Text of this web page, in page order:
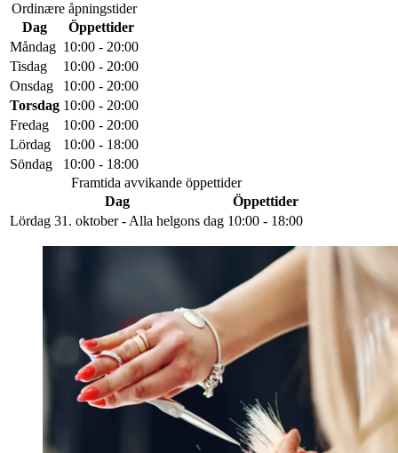
Ordinære åpningstider
Dag
Öppettider
Måndag 10:00 - 20:00
Tisdag
10:00 - 20:00
Onsdag
10:00 - 20:00
Torsdag 10:00 - 20:00
Fredag
10:00 - 20:00
Lördag
10:00 - 18:00
Söndag
10:00 - 18:00
Framtida avvikande öppettider
Dag
Öppettider
Lördag 31. oktober - Alla helgons dag 10:00 - 18:00